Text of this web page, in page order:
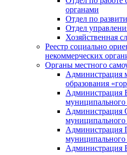
органами
Отдел по
Отдел
Хозяйственная
Реестр социально
некоммерческих
Органы местного
Администрация
образования
Администрация
муниципального
Администрация
муниципального
Администрация
муниципального
Администрация